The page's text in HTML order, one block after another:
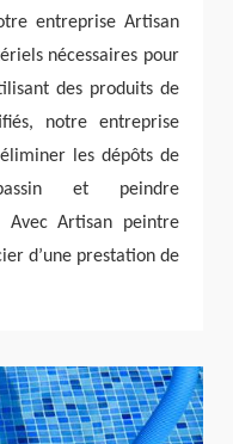
entreprise Artisan
nécessaires pour
des produits de
notre entreprise
les dépôts de
et peindre
Avec Artisan peintre
d’une prestation de